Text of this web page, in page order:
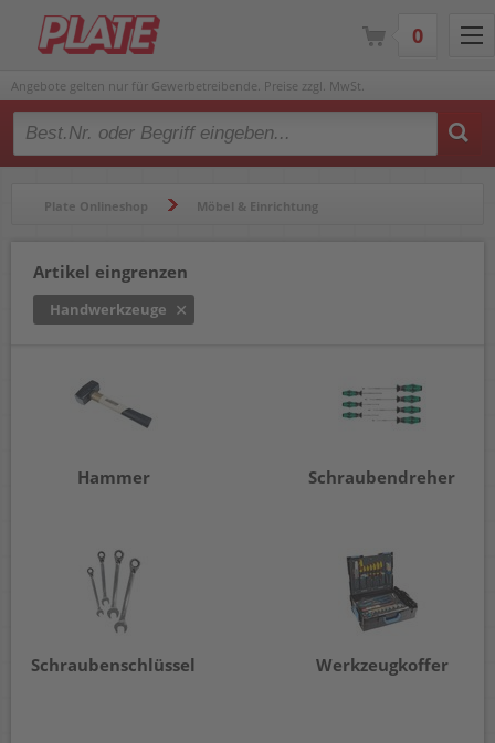
Angebote gelten nur für Gewerbetreibende. Preise zzgl. MwSt.
Type 2 or more characters for results.
Plate Onlineshop Möbel & Einrichtung
Artikel eingrenzen
Handwerkzeuge
Hammer Schraubendreher
Schraubenschlüssel Werkzeugkoffer
0